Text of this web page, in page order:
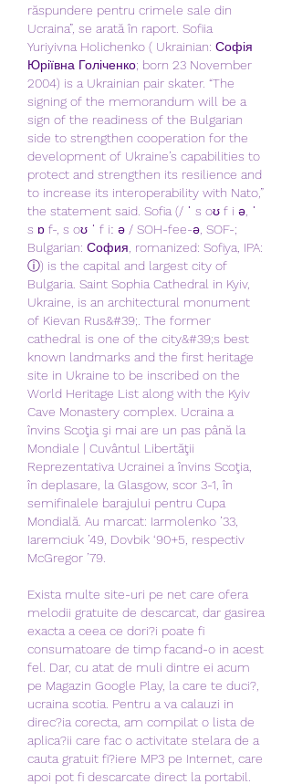
răspundere pentru crimele sale din
Ucraina”, se arată în raport. Sofiia
Yuriyivna Holichenko ( Ukrainian: Софія
Юріївна Голіченко; born 23 November
2004) is a Ukrainian pair skater. “The
signing of the memorandum will be a
sign of the readiness of the Bulgarian
side to strengthen cooperation for the
development of Ukraine’s capabilities to
protect and strengthen its resilience and
to increase its interoperability with Nato,”
the statement said. Sofia (/ ˈ s oʊ f i ə, ˈ
s ɒ f-, s oʊ ˈ f iː ə / SOH-fee-ə, SOF-;
Bulgarian: София, romanized: Sofiya, IPA:
ⓘ) is the capital and largest city of
Bulgaria. Saint Sophia Cathedral in Kyiv,
Ukraine, is an architectural monument
of Kievan Rus&#39;. The former
cathedral is one of the city&#39;s best
known landmarks and the first heritage
site in Ukraine to be inscribed on the
World Heritage List along with the Kyiv
Cave Monastery complex. Ucraina a
învins Scoţia şi mai are un pas până la
Mondiale | Cuvântul Libertăţii
Reprezentativa Ucrainei a învins Scoţia,
în deplasare, la Glasgow, scor 3-1, în
semifinalele barajului pentru Cupa
Mondială. Au marcat: Iarmolenko ’33,
Iaremciuk ’49, Dovbik ‘90+5, respectiv
McGregor ’79.
Exista multe site-uri pe net care ofera
melodii gratuite de descarcat, dar gasirea
exacta a ceea ce dori?i poate fi
consumatoare de timp facand-o in acest
fel. Dar, cu atat de muli dintre ei acum
pe Magazin Google Play, la care te duci?,
ucraina scotia. Pentru a va calauzi in
direc?ia corecta, am compilat o lista de
aplica?ii care fac o activitate stelara de a
cauta gratuit fi?iere MP3 pe Internet, care
apoi pot fi descarcate direct la portabil.